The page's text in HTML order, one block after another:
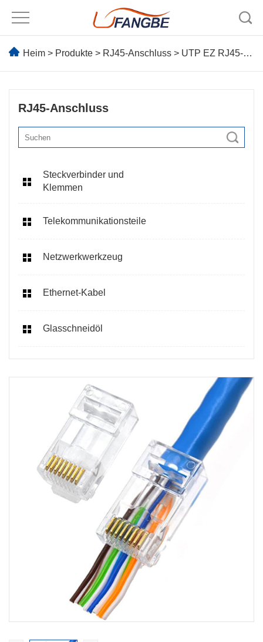
Heim > Produkte > RJ45-Anschluss > UTP EZ RJ45-Anschluss
RJ45-Anschluss
Steckverbinder und
Klemmen
Telekommunikationsteile
Netzwerkwerkzeug
Ethernet-Kabel
Glasschneidöl